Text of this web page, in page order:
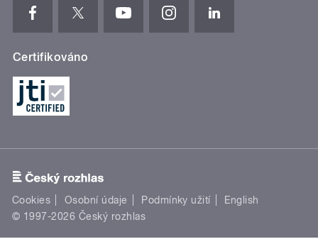
Certifikováno
Cookies Osobní údaje Podmínky užití
English
© 1997-2026 Český rozhlas